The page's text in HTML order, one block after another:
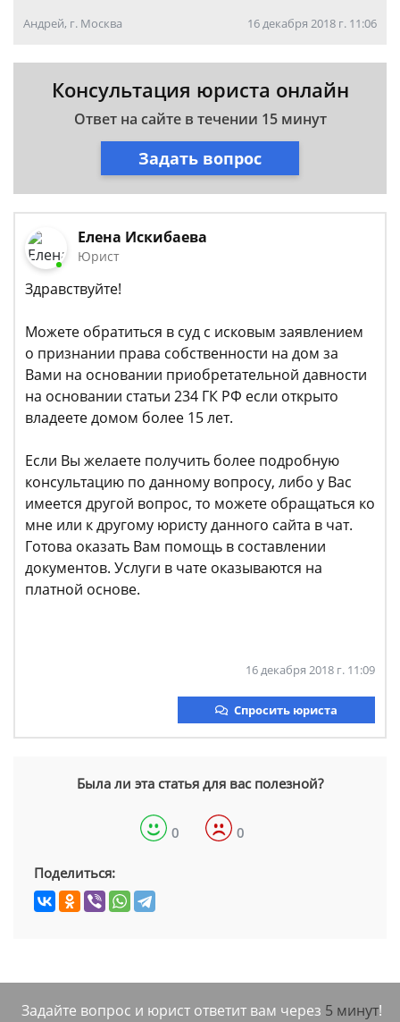
Андрей, г. Москва 16 декабря 2018 г. 11:06
Консультация юриста онлайн
Ответ на сайте в течении 15 минут
Задать вопрос
Елена Искибаева
Юрист
Здравствуйте!
Можете обратиться в суд с исковым заявлением
о признании права собственности на дом за
Вами на основании приобретательной давности
на основании статьи 234 ГК РФ если открыто
владеете домом более 15 лет.
Если Вы желаете получить более подробную
консультацию по данному вопросу, либо у Вас
имеется другой вопрос, то можете обращаться ко
мне или к другому юристу данного сайта в чат.
Готова оказать Вам помощь в составлении
документов. Услуги в чате оказываются на
платной основе.
16 декабря 2018 г. 11:09
Спросить юриста
Была ли эта статья для вас полезной?
0 0
Поделиться:
Задайте вопрос и юрист ответит вам через 5 минут!